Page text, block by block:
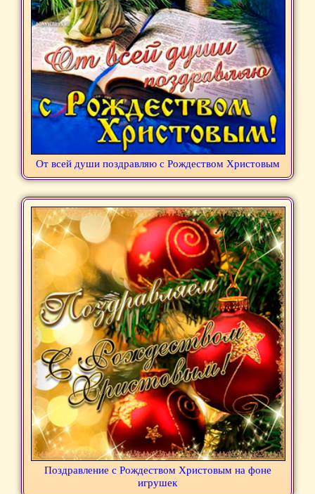
От всей души поздравляю с Рождеством Христовым
Поздравление с Рождеством Христовым на фоне
игрушек